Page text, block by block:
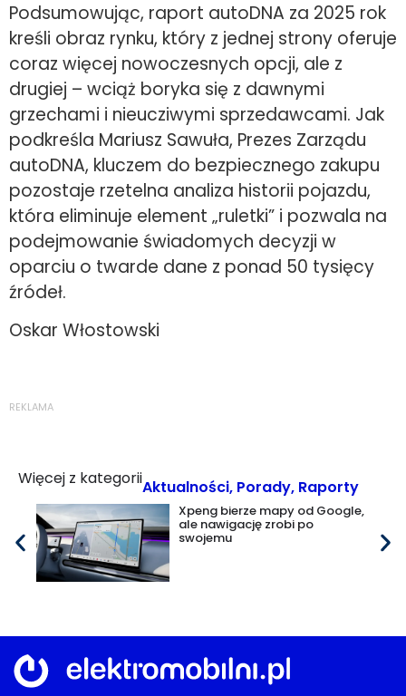
Podsumowując, raport autoDNA za 2025 rok
kreśli obraz rynku, który z jednej strony oferuje
coraz więcej nowoczesnych opcji, ale z
drugiej – wciąż boryka się z dawnymi
grzechami i nieucziwymi sprzedawcami. Jak
podkreśla Mariusz Sawuła, Prezes Zarządu
autoDNA, kluczem do bezpiecznego zakupu
pozostaje rzetelna analiza historii pojazdu,
która eliminuje element „ruletki” i pozwala na
podejmowanie świadomych decyzji w
oparciu o twarde dane z ponad 50 tysięcy
źródeł.
Oskar Włostowski
REKLAMA
Więcej z kategoriiAktualności, Porady, Raporty
Xpeng bierze mapy od Google,
ale nawigację zrobi po
swojemu